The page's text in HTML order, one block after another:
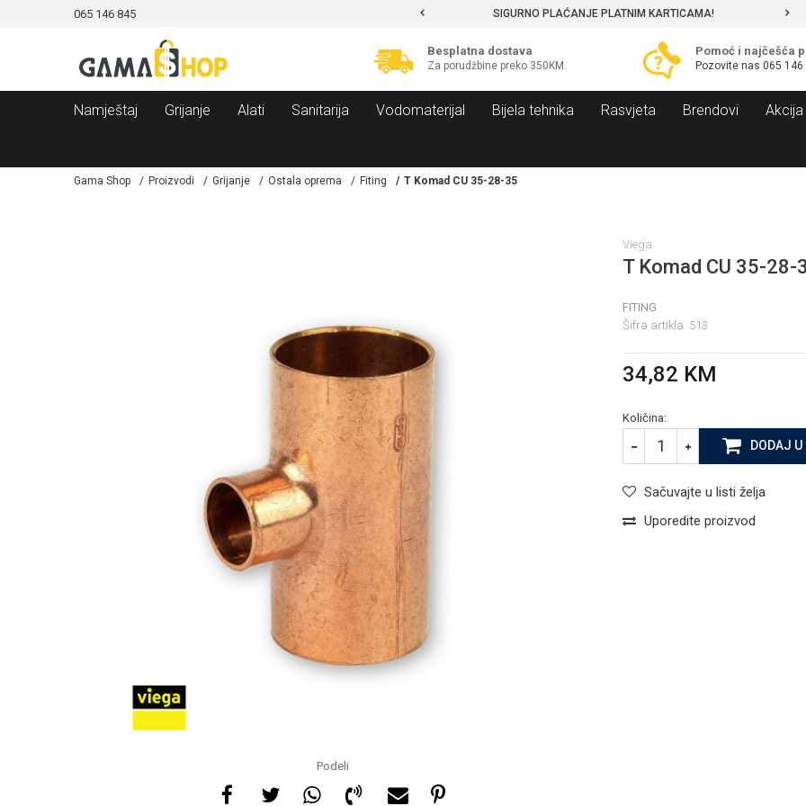
065 146 845 SIGURNO PLAĆANJE PLATNIM KARTICAMA!
Besplatna dostava
Za porudžbine preko 350KM.
Pomoć i najčešća
Pozovite nas 065 146
Namještaj Grijanje Alati Sanitarija Vodomaterijal Bijela tehnika Rasvjeta Brendovi Akcija
Gama Shop Proizvodi Grijanje Ostala oprema Fiting T Komad CU 35-28-35
Podeli
Viega
T Komad CU 35-28-
FITING
Šifra artikla: 513
34,82 KM
Količina:
DODAJ U
Sačuvajte u listi želja
Uporedite proizvod